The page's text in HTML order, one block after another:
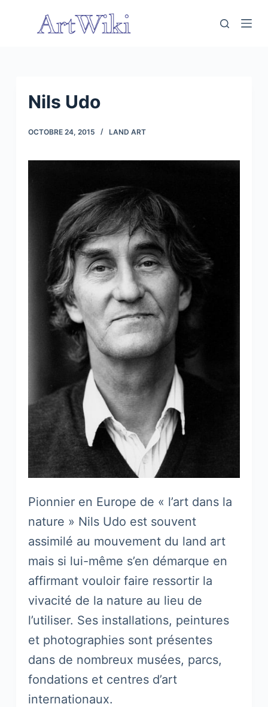
Nils Udo
OCTOBRE 24, 2015 LAND ART
Pionnier en Europe de « l’art dans la
nature » Nils Udo est souvent
assimilé au mouvement du land art
mais si lui-même s’en démarque en
affirmant vouloir faire ressortir la
vivacité de la nature au lieu de
l’utiliser. Ses installations, peintures
et photographies sont présentes
dans de nombreux musées, parcs,
fondations et centres d’art
internationaux.